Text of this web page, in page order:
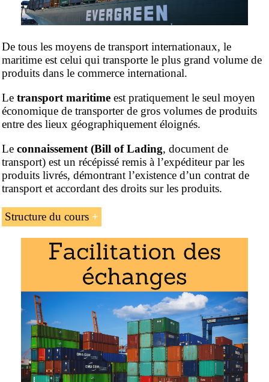
De tous les moyens de transport internationaux, le
maritime est celui qui transporte le plus grand volume de
produits dans le commerce international.
Le transport maritime est pratiquement le seul moyen
économique de transporter de gros volumes de produits
entre des lieux géographiquement éloignés.
Le connaissement (Bill of Lading, document de
transport) est un récépissé remis à l’expéditeur par les
produits livrés, démontrant l’existence d’un contrat de
transport et accordant des droits sur les produits.
Structure du cours
La structure du cours (programme professionnel online,
) « Transport maritime international » proposé par
l’EENI Global Business School :
L’introduction au transport maritime international
L’Organisation maritime internationale
LaChambre de la marine marchande
L’analyse du commerce maritime international
Les lignes régulières et l’affrètement